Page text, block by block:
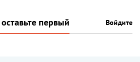
первый Войдите